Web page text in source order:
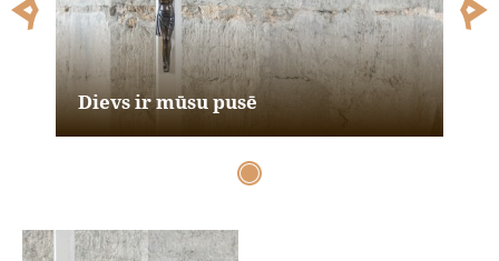
Dievs ir mūsu pusē
Dievs ir mūsu pusē
Dievs ir mūsu pusē